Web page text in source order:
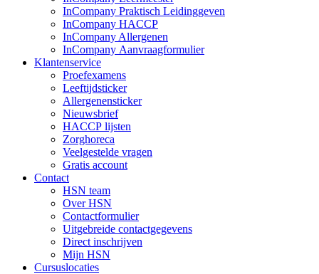
InCompany Praktisch Leidinggeven
InCompany HACCP
InCompany Allergenen
InCompany Aanvraagformulier
Klantenservice
Proefexamens
Leeftijdsticker
Allergenensticker
Nieuwsbrief
HACCP lijsten
Zorghoreca
Veelgestelde vragen
Gratis account
Contact
HSN team
Over HSN
Contactformulier
Uitgebreide contactgegevens
Direct inschrijven
Mijn HSN
Cursuslocaties